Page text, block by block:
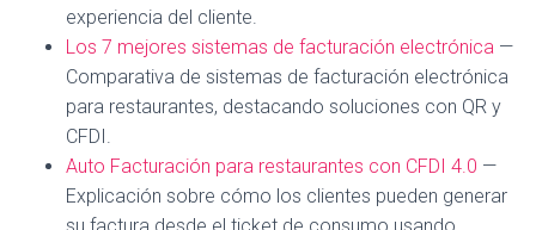
experiencia del cliente.
Los 7 mejores sistemas de facturación electrónica —
Comparativa de sistemas de facturación electrónica
para restaurantes, destacando soluciones con QR y
CFDI.
Auto Facturación para restaurantes con CFDI 4.0 —
Explicación sobre cómo los clientes pueden generar